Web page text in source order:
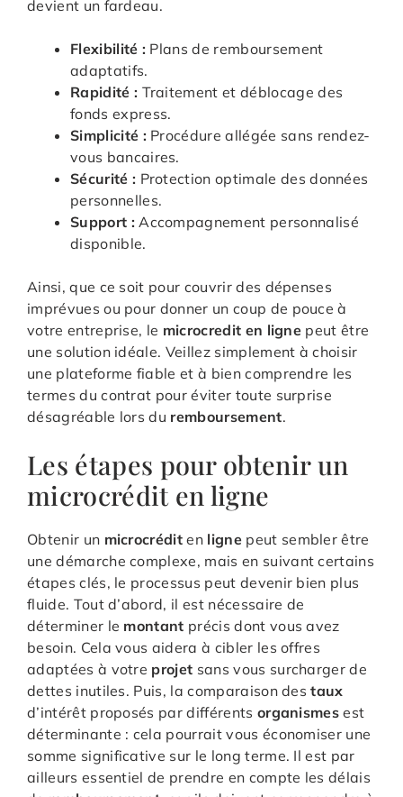
devient un fardeau.
Flexibilité : Plans de remboursement
adaptatifs.
Rapidité : Traitement et déblocage des
fonds express.
Simplicité : Procédure allégée sans rendez-
vous bancaires.
Sécurité : Protection optimale des données
personnelles.
Support : Accompagnement personnalisé
disponible.
Ainsi, que ce soit pour couvrir des dépenses
imprévues ou pour donner un coup de pouce à
votre entreprise, le microcredit en ligne peut être
une solution idéale. Veillez simplement à choisir
une plateforme fiable et à bien comprendre les
termes du contrat pour éviter toute surprise
désagréable lors du remboursement.
Les étapes pour obtenir un
microcrédit en ligne
Obtenir un microcrédit en lignepeut sembler être
une démarche complexe, mais en suivant certains
étapes clés, le processus peut devenir bien plus
fluide. Tout d’abord, il est nécessaire de
déterminer le montant précis dont vous avez
besoin. Cela vous aidera à cibler les offres
adaptées à votre projet sans vous surcharger de
dettes inutiles. Puis, la comparaison destaux
d’intérêt proposés par différents organismes est
déterminante : cela pourrait vous économiser une
somme significative sur le long terme. Il est par
ailleurs essentiel de prendre en compte les délais